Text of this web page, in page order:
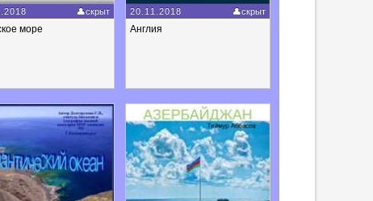
скрыт
море
20.11.2018 скрыт
Англия